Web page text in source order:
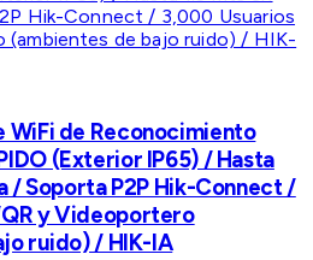
WiFi de Reconocimiento
(Exterior IP65) / Hasta
/ Soporta P2P Hik-Connect /
y Videoportero
ruido) / HIK-IA